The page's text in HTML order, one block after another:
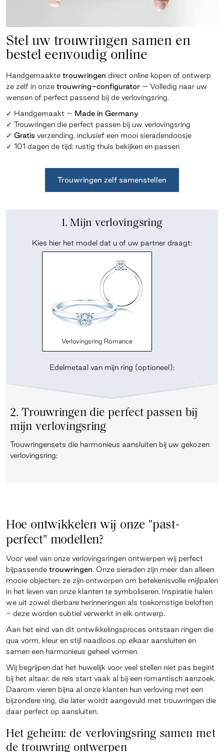
Stel uw trouwringen samen en
bestel eenvoudig online
Handgemaakte trouwringen direct online kopen of ontwerp
ze zelf in onze trouwring-configurator – Volledig naar uw
wensen of perfect passend bij de verlovingsring.
✓ Handgemaakt – Made in Germany
✓ Trouwringen die perfect passen bij uw verlovingsring
✓ Gratis verzending, inclusief een mooi sieradendoosje
✓ 101 dagen de tijd: rustig thuis bekijken en passen
Trouwringen zelf samenstellen
1. Mijn verlovingsring
Kies hier het model dat u of uw partner draagt:
Verlovingsring Romance
Edelmetaal van mijn ring (optioneel):
2. Trouwringen die perfect passen bij
mijn verlovingsring
Trouwringensets die harmonieus aansluiten bij uw gekozen
verlovingsring:
Hoe ontwikkelen wij onze "past-
perfect" modellen?
Voor veel van onze verlovingsringen ontwerpen wij perfect
bijpassende trouwringen. Onze sieraden zijn meer dan alleen
mooie objecten: ze zijn ontworpen om betekenisvolle mijlpalen
in het leven van onze klanten te symboliseren. Inspiratie halen
we uit zowel dierbare herinneringen als toekomstige beloften
- deze worden subtiel verwerkt in elk ontwerp.
Aan het eind van dit ontwikkelingsproces ontstaan ringen die
qua vorm, kleur en stijl naadloos op elkaar aansluiten en
samen een harmonieus geheel vormen.
Wij begrijpen dat het huwelijk voor veel stellen niet pas begint
bij het altaar. de reis start vaak al bij een romantisch aanzoek.
Daarom vieren bijna al onze klanten hun verloving met een
bijzondere ring, die later wordt aangevuld met trouwringen die
daar perfect op aansluiten.
Het geheim: de verlovingsring samen met
de trouwring ontwerpen